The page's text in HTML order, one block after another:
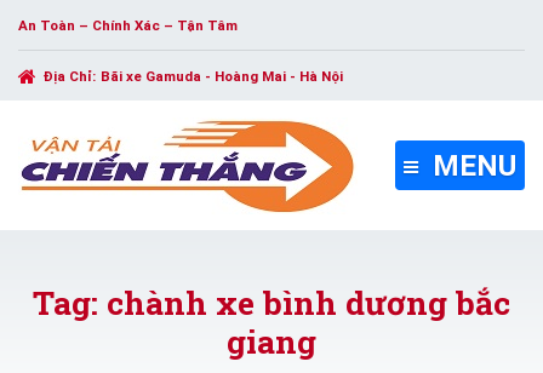
An Toàn – Chính Xác – Tận Tâm
Địa Chỉ: Bãi xe Gamuda - Hoàng Mai - Hà Nội
MENU
Tag: chành xe bình dương bắc
giang